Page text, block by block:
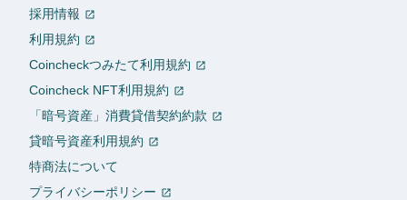
採用情報
利用規約
Coincheckつみたて利用規約
Coincheck NFT利用規約
「暗号資産」消費貸借契約約款
貸暗号資産利用規約
特商法について
プライバシーポリシー